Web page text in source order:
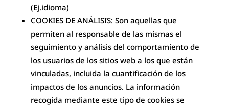
(Ej.idioma)
COOKIES DE ANÁLISIS: Son aquellas que
permiten al responsable de las mismas el
seguimiento y análisis del comportamiento de
los usuarios de los sitios web a los que están
vinculadas, incluida la cuantificación de los
impactos de los anuncios. La información
recogida mediante este tipo de cookies se